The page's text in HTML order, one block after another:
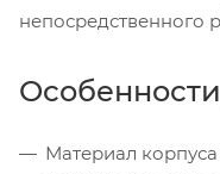
непосредственного
Материал